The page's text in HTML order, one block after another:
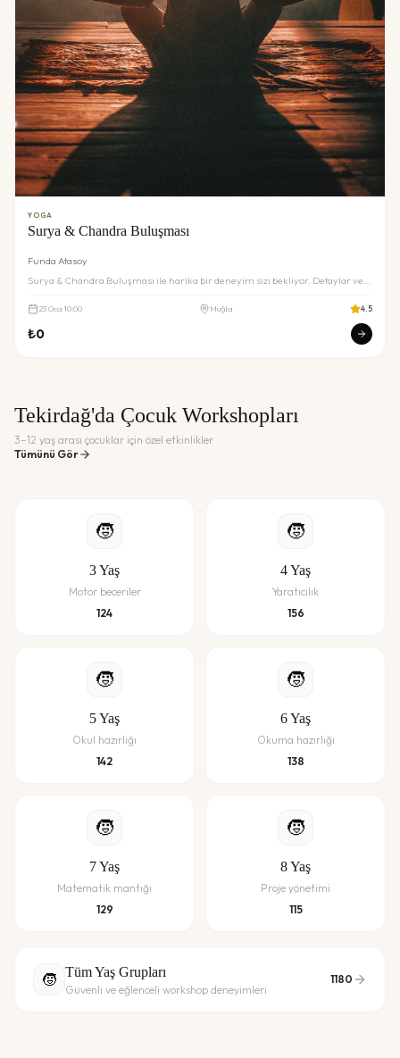
YOGA
Surya & Chandra Buluşması
Funda Atasoy
Surya & Chandra Buluşması ile harika bir deneyim sizi bekliyor. Detaylar ve
23Oca 10:00 Muğla 4.5
₺0
Tekirdağ'da Çocuk Workshopları
3–12 yaş arası çocuklar için özel etkinlikler
Tümünü Gör
🧒
3Yaş
Motor beceriler
124
🧒
4Yaş
Yaratıcılık
156
🧒
5Yaş
Okul hazırlığı
142
🧒
6Yaş
Okuma hazırlığı
138
🧒
7Yaş
Matematik mantığı
129
🧒
8Yaş
Proje yönetimi
115
🧒 Tüm Yaş Grupları
Güvenli ve eğlenceli workshop deneyimleri
1180